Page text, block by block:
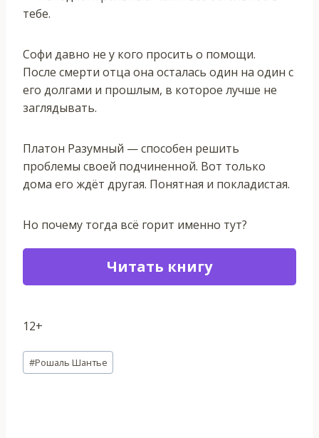
тебе.
Софи давно не у кого просить о помощи.
После смерти отца она осталась один на один с
его долгами и прошлым, в которое лучше не
заглядывать.
Платон Разумный — способен решить
проблемы своей подчиненной. Вот только
дома его ждёт другая. Понятная и покладистая.
Но почему тогда всё горит именно тут?
Читать книгу
12+
Метки
записи:
#Рошаль Шантье